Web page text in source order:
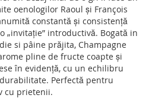
oenologilor Raoul și François
constantă și consistență
„invitație” introductivă. Bogată in
si pâine prăjita, Champagne
pline de fructe coapte și
în evidență, cu un echilibru
Perfectă pentru
cu prietenii.